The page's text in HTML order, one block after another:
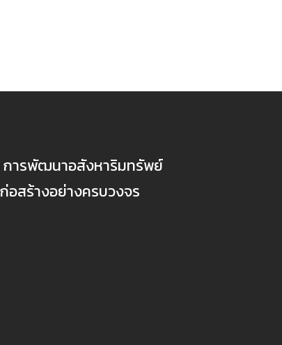
การพัฒนาอสังหาริมทรัพย์
อสร้างอย่างครบวงจร